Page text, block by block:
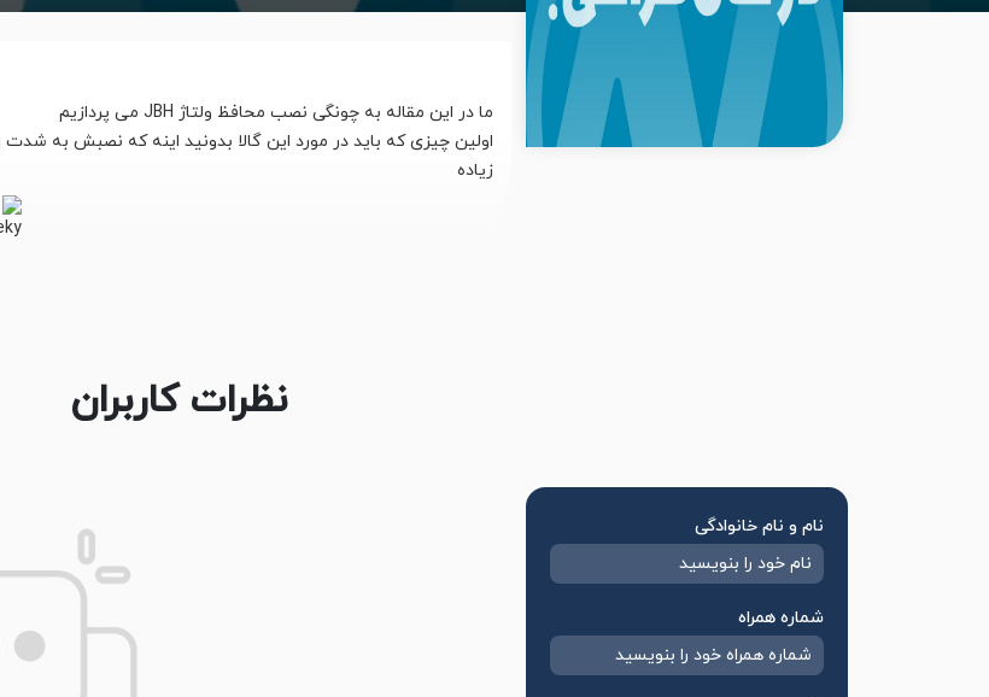
ما در این مقاله به چونگی نصب محافظ ولتاژ JBH می پردازیم
اولین چیزی که باید در مورد این گالا بدونید اینه که نصبش به
زیاده
نظرات کاربران
نام و نام خانوادگی
شماره همراه